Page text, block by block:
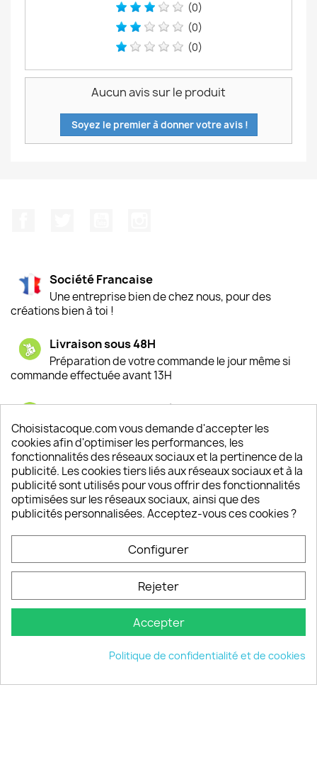
(0)
(0)
(0)
Aucun avis sur le produit
Soyez le premier à donner votre avis !
Société Francaise
Une entreprise bien de chez nous, pour des
créations bien à toi !
Livraison sous 48H
Préparation de votre commande le jour même si
commande effectuée avant 13H
Satisfaction de nos clients
Depuis 2009, entre 92% et 94% de nos clients
sont satisfaits de nos produits
Un SAV à votre écoute
Notre SAV est disponible 6/7J de 10h à 18H
keyboard_arrow_down
© 2026 - choisistacoque.com
Choisistacoque.com vous demande d'accepter les
cookies afin d'optimiser les performances, les
fonctionnalités des réseaux sociaux et la pertinence de la
publicité. Les cookies tiers liés aux réseaux sociaux et à la
publicité sont utilisés pour vous offrir des fonctionnalités
optimisées sur les réseaux sociaux, ainsi que des
publicités personnalisées. Acceptez-vous ces cookies ?
Configurer
Rejeter
Accepter
Politique de confidentialité et de cookies